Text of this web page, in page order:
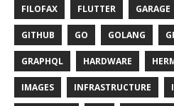
FILOFAX FLUTTER GARAGE
GITHUB GO GOLANG
GRAPHQL HARDWARE
IMAGES INFRASTRUCTURE